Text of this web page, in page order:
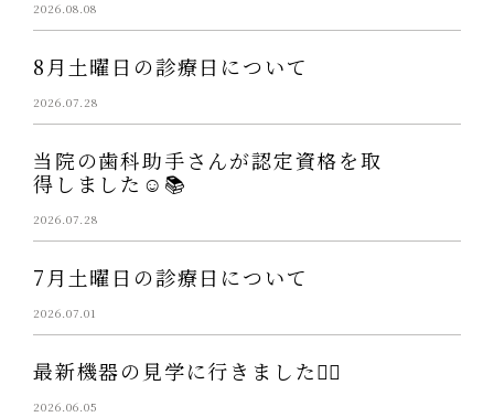
2026.08.08
8月土曜日の診療日について
2026.07.28
当院の歯科助手さんが認定資格を取
得しました☺️📚
2026.07.28
7月土曜日の診療日について
2026.07.01
最新機器の見学に行きました👩‍⚕️
2026.06.05